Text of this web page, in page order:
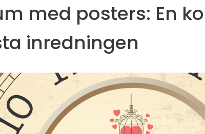
med posters: En
inredningen